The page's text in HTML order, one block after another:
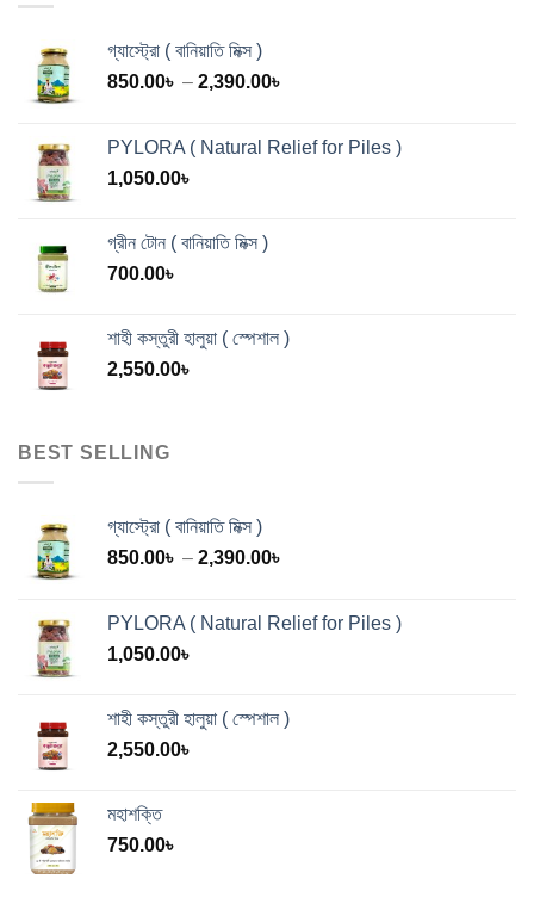
গ্যাস্ট্রো ( বানিয়াতি মিক্স )
850.00৳ – 2,390.00৳
through
PYLORA ( Natural Relief for Piles )
1,050.00৳
গ্রীন টোন ( বানিয়াতি মিক্স )
700.00৳
শাহী কস্তুরী হালুয়া ( স্পেশাল )
2,550.00৳
BEST SELLING
গ্যাস্ট্রো ( বানিয়াতি মিক্স )
850.00৳ – 2,390.00৳
through
PYLORA ( Natural Relief for Piles )
1,050.00৳
শাহী কস্তুরী হালুয়া ( স্পেশাল )
2,550.00৳
মহাশক্তি
750.00৳